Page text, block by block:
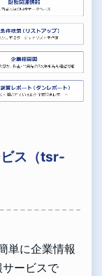
ス（tsr-
単に企業情報
ービスで